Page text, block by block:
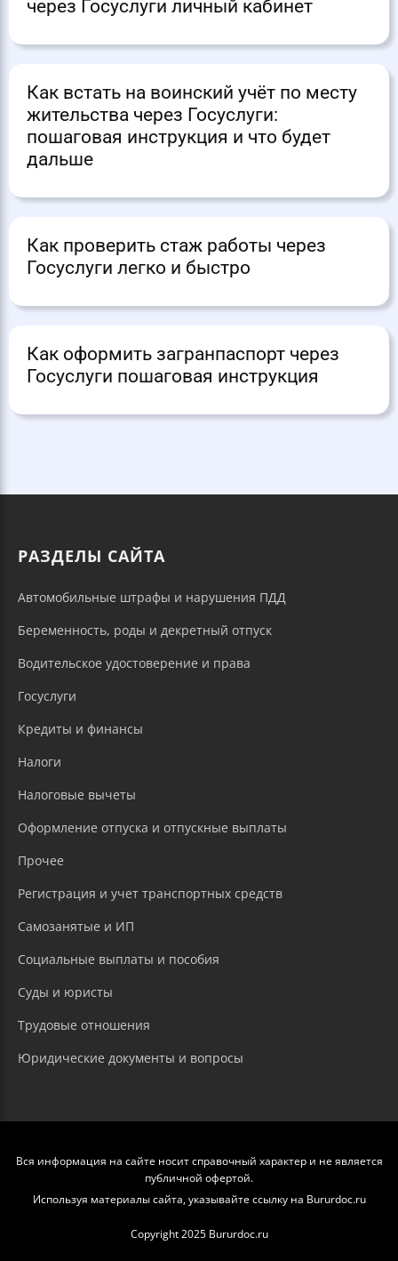
через Госуслуги личный кабинет
Как встать на воинский учёт по месту
жительства через Госуслуги:
пошаговая инструкция и что будет
дальше
Как проверить стаж работы через
Госуслуги легко и быстро
Как оформить загранпаспорт через
Госуслуги пошаговая инструкция
РАЗДЕЛЫ САЙТА
Автомобильные штрафы и нарушения ПДД
Беременность, роды и декретный отпуск
Водительское удостоверение и права
Госуслуги
Кредиты и финансы
Налоги
Налоговые вычеты
Оформление отпуска и отпускные выплаты
Прочее
Регистрация и учет транспортных средств
Самозанятые и ИП
Социальные выплаты и пособия
Суды и юристы
Трудовые отношения
Юридические документы и вопросы
Вся информация на сайте носит справочный характер и не является
публичной офертой.
Используя материалы сайта, указывайте ссылку на Bururdoc.ru
Copyright 2025 Bururdoc.ru